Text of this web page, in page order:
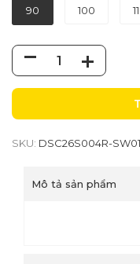
90 100
SKU: DSC26S004R-
Mô tả sản phẩm